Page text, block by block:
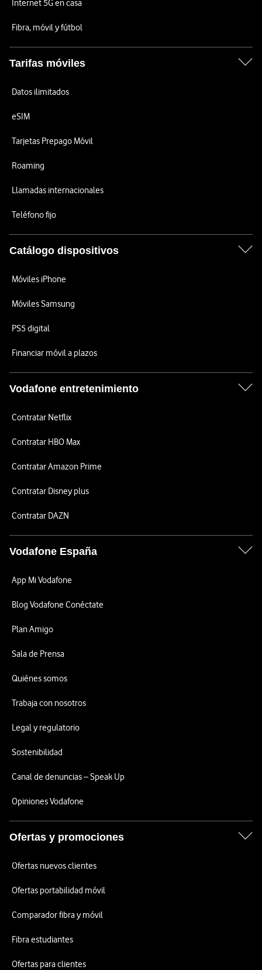
Internet 5G en casa
Fibra, móvil y fútbol
Tarifas móviles
Datos ilimitados
eSIM
Tarjetas Prepago Móvil
Roaming
Llamadas internacionales
Teléfono fijo
Catálogo dispositivos
Móviles iPhone
Móviles Samsung
PS5 digital
Financiar móvil a plazos
Vodafone entretenimiento
Contratar Netflix
Contratar HBO Max
Contratar Amazon Prime
Contratar Disney plus
Contratar DAZN
Vodafone España
App Mi Vodafone
Blog Vodafone Conéctate
Plan Amigo
Sala de Prensa
Quiénes somos
Trabaja con nosotros
Legal y regulatorio
Sostenibilidad
Canal de denuncias – Speak Up
Opiniones Vodafone
Ofertas y promociones
Ofertas nuevos clientes
Ofertas portabilidad móvil
Comparador fibra y móvil
Fibra estudiantes
Ofertas para clientes